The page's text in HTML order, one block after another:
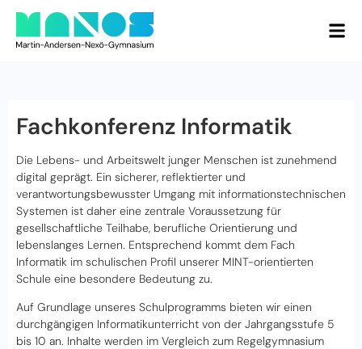
Fachkonferenz Informatik
Die Lebens- und Arbeitswelt junger Menschen ist zunehmend
digital geprägt. Ein sicherer, reflektierter und
verantwortungsbewusster Umgang mit informationstechnischen
Systemen ist daher eine zentrale Voraussetzung für
gesellschaftliche Teilhabe, berufliche Orientierung und
lebenslanges Lernen. Entsprechend kommt dem Fach
Informatik im schulischen Profil unserer MINT-orientierten
Schule eine besondere Bedeutung zu.
Auf Grundlage unseres Schulprogramms bieten wir einen
durchgängigen Informatikunterricht von der Jahrgangsstufe 5
bis 10 an. Inhalte werden im Vergleich zum Regelgymnasium